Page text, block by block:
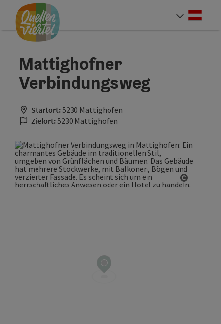
Zum Inhalt
Zur Navigation
Zum Seitenanfang
Mattighofner
Verbindungsweg
Startort:5230 Mattighofen
Zielort:5230 Mattighofen